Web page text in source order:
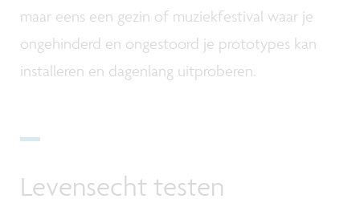
maar eens een gezin of muziekfestival waar je
ongehinderd en ongestoord je prototypes kan
installeren en dagenlang uitproberen.
Levensecht testen